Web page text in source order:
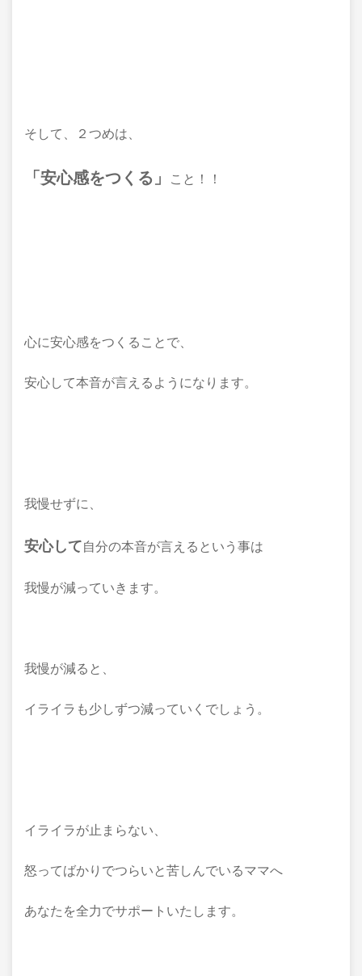
そして、２つめは、
「安心感をつくる」 こと！！
心に安心感をつくることで、
安心して本音が言えるようになります。
我慢せずに、
安心して自分の本音が言えるという事は
我慢が減っていきます。
我慢が減ると、
イライラも少しずつ減っていくでしょう。
イライラが止まらない、
怒ってばかりでつらいと苦しんでいるママへ
あなたを全力でサポートいたします。